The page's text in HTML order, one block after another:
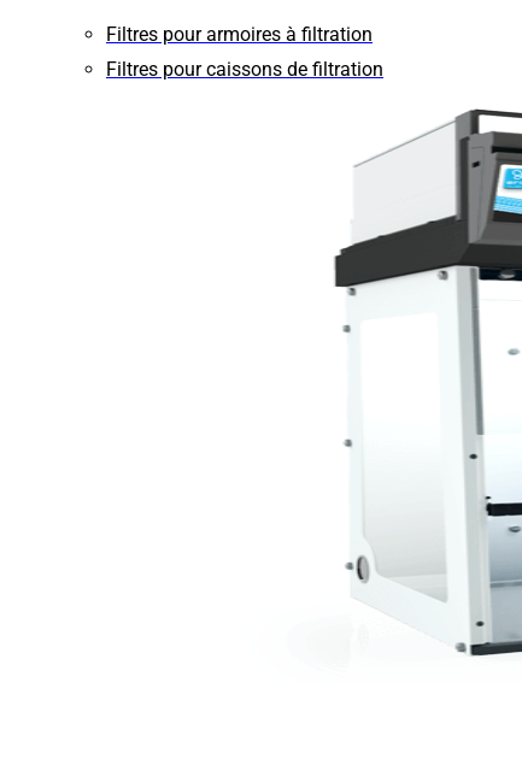
Filtres pour armoires à filtration
Filtres pour caissons de filtration